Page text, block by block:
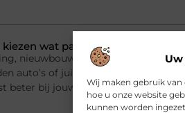
Wij maken gebruik
hoe u onze website
kunnen worden
wat past bij jouw gebouw
nieuwbouw of herinrichting en
auto’s of juist vracht en materialen
beter bij jouw situatie